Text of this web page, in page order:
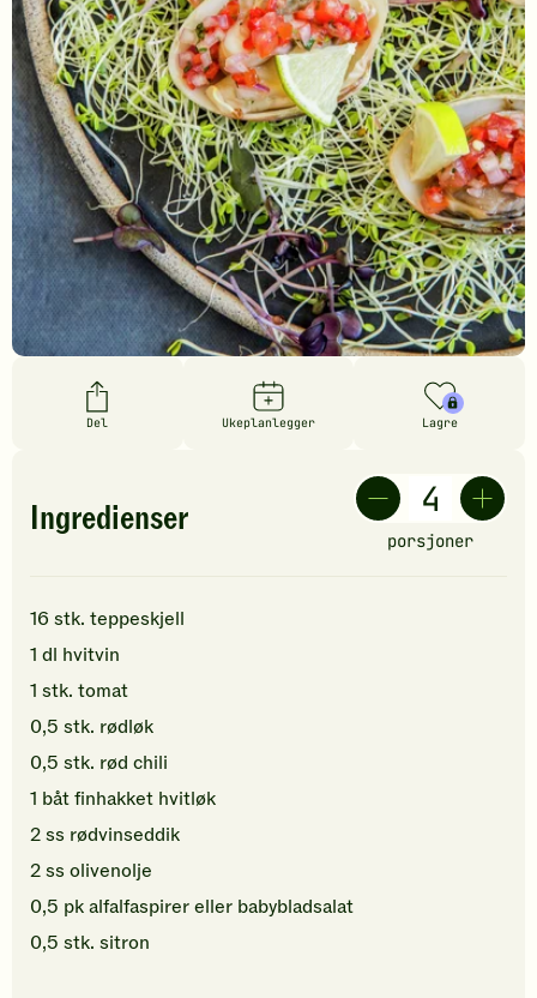
Del Ukeplanlegger Lagre
Ingredienser
porsjoner
16 stk. teppeskjell
1 dl hvitvin
1 stk. tomat
0,5 stk. rødløk
0,5 stk. rød chili
1 båtfinhakket hvitløk
2ss rødvinseddik
2ss olivenolje
0,5 pkalfalfaspirereller babybladsalat
0,5 stk. sitron